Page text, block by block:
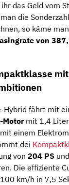
das Geld vom
die
so käme
von
mit
Hybrid fährt mit
Motormit 1,4
einem
dei
von 204 PS
Die effiziente
km/h in 7,5